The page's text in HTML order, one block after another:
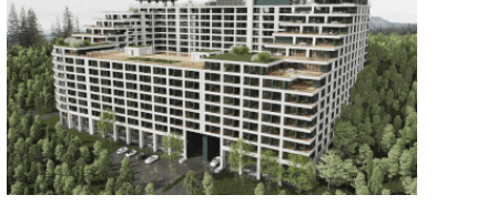
20:34:54 31-07-2026
Moody's affirms Converse Bank's
ratings and changes outlook to
positive from stable
18:11:09 31-07-2026
New Achievements in Europe:
"Armenian Virtuosos" Scholarship